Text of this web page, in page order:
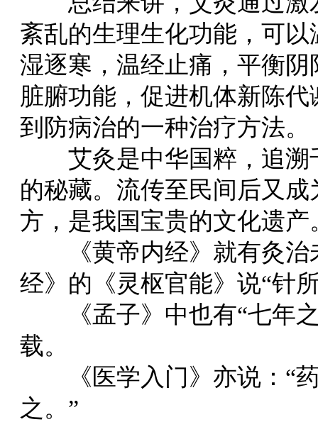
紊乱的生理生化功能，可
湿逐寒，温经止痛，平衡
脏腑功能，促进机体新陈
到防病治的一种治疗方法。
艾灸是中华国粹，追溯
的秘藏。流传至民间后又
方，是我国宝贵的文化遗产
《黄帝内经》就有灸治
经》的《灵枢官能》说“针
《孟子》中也有“七年之
载。
《医学入门》亦说：“药
之。”